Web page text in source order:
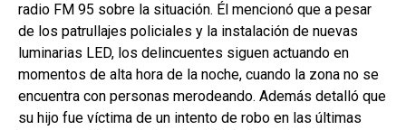
radio FM 95 sobre la situación. Él mencionó que a pesar
de los patrullajes policiales y la instalación de nuevas
luminarias LED, los delincuentes siguen actuando en
momentos de alta hora de la noche, cuando la zona no se
encuentra con personas merodeando. Además detalló que
su hijo fue víctima de un intento de robo en las últimas